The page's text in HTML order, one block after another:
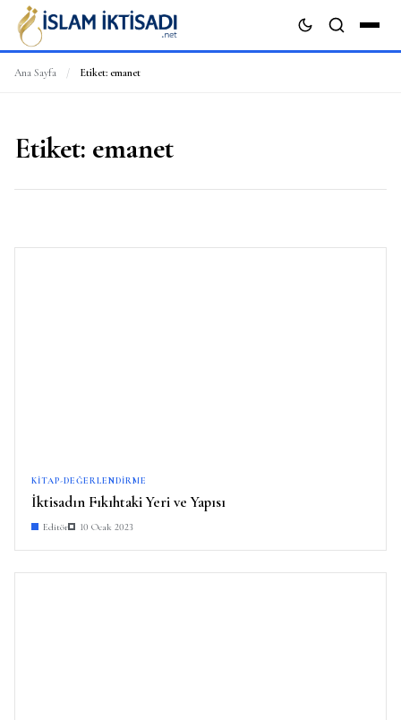
Ana Sayfa / Etiket: emanet
Etiket: emanet
KITAP-DEĞERLENDIRME
İktisadın Fıkıhtaki Yeri ve Yapısı
Editör 10 Ocak 2023